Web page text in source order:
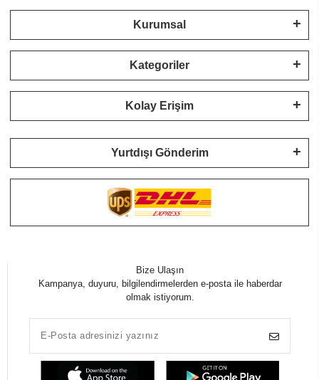
Kurumsal
Kategoriler
Kolay Erişim
Yurtdışı Gönderim
Bize Ulaşın
Kampanya, duyuru, bilgilendirmelerden e-posta ile haberdar
olmak istiyorum.